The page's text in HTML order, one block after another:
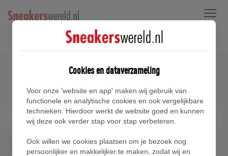
Menu
Jordan Jumpman Slippers Sneakers
Jordan Jumpman Slippers Wis alles
Cookies en dataverzameling
Voor onze 'website en app' maken wij gebruik van
functionele en analytische cookies en ook vergelijkbare
technieken. Hierdoor werkt de website goed en kunnen
wij deze ook verder stap voor stap verbeteren.
Ook willen we cookies plaatsen om je bezoek nog
persoonlijker en makkelijker te maken, zodat wij en